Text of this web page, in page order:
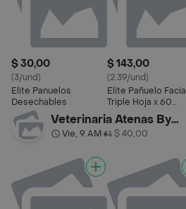
$ 30,00
(3/und)
Elite Panuelos
Desechables
$ 143,00
(2.39/und)
Elite Pañuelo Facial
Triple Hoja x 60
Unidades
Veterinaria Atenas By Palermo
Vie, 9 AM• $ 40,00